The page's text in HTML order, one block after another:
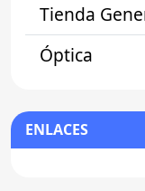
Tienda
Óptica
ENLACES